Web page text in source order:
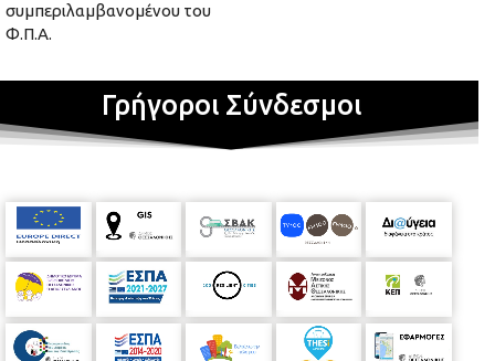
συμπεριλαμβανομένου του
Φ.Π.Α.
Γρήγοροι Σύνδεσμοι